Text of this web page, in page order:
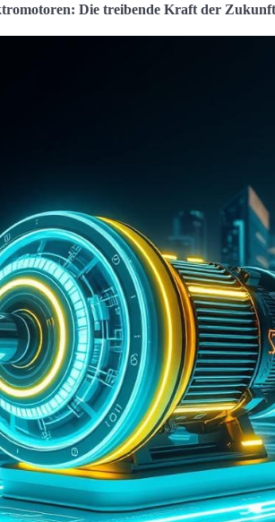
Die treibende Kraft der Zukunft